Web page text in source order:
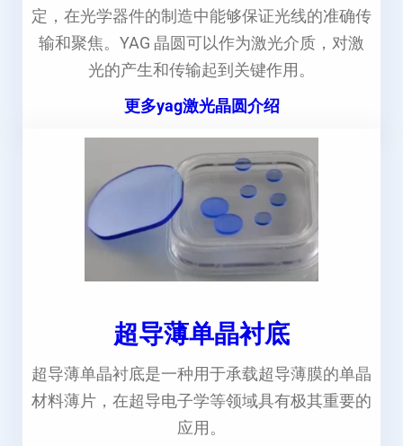
定，在光学器件的制造中能够保证光线的准确传
输和聚焦。YAG 晶圆可以作为激光介质，对激
光的产生和传输起到关键作用。
更多yag激光晶圆介绍
超导薄单晶衬底
超导薄单晶衬底是一种用于承载超导薄膜的单晶
材料薄片，在超导电子学等领域具有极其重要的
应用。